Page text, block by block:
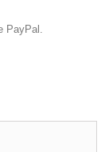
PayPal.